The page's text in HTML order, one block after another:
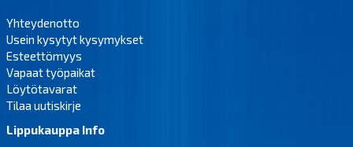
Yhteydenotto
Usein kysytyt kysymykset
Esteettömyys
Vapaat työpaikat
Löytötavarat
Tilaa uutiskirje
Lippukauppa Info